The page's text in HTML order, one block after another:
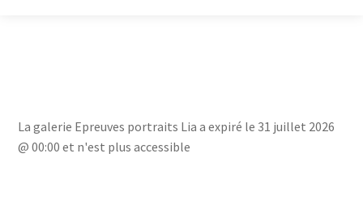
La galerie Epreuves portraits Lia a expiré le 31 juillet 2026
@ 00:00 et n'est plus accessible